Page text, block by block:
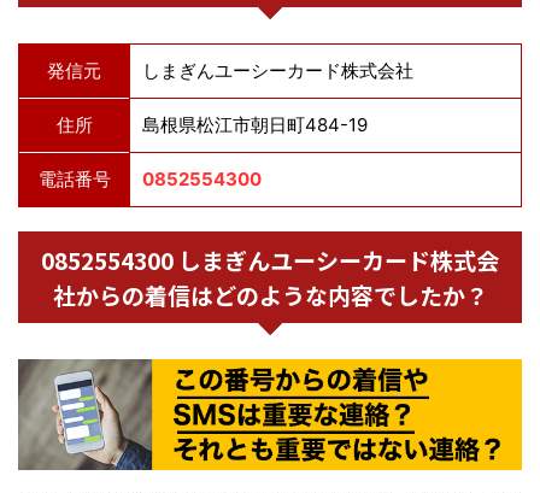
発信元 しまぎんユーシーカード株式会社
住所 島根県松江市朝日町484-19
電話番号 0852554300
0852554300 しまぎんユーシーカード株式会
社からの着信はどのような内容でしたか？